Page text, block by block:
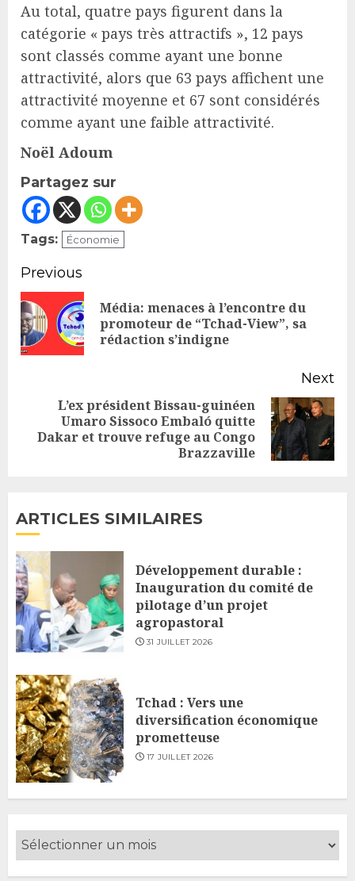
Au total, quatre pays figurent dans la
catégorie « pays très attractifs », 12 pays
sont classés comme ayant une bonne
attractivité, alors que 63 pays affichent une
attractivité moyenne et 67 sont considérés
comme ayant une faible attractivité.
Noël Adoum
Partagez sur
Tags: Économie
Continue
Reading
Previous
Média: menaces à l’encontre du
promoteur de “Tchad-View”, sa
rédaction s’indigne
Next
post:
L’ex président Bissau-guinéen
Umaro Sissoco Embaló quitte
Dakar et trouve refuge au Congo
Brazzaville
ARTICLES SIMILAIRES
Développement durable :
Inauguration du comité de
pilotage d’un projet
agropastoral
31 JUILLET 2026
Tchad : Vers une
diversification économique
prometteuse
17 JUILLET 2026